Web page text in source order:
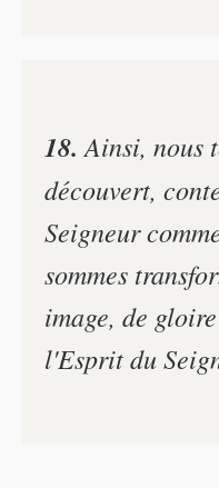
18. Ainsi, nous
découvert,
Seigneur
sommes
image, de
l'Esprit du